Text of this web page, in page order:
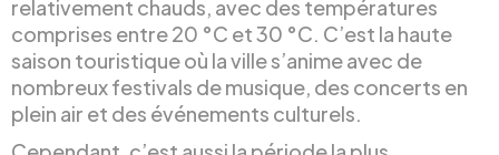
relativement chauds, avec des températures
comprises entre 20 °C et 30 °C. C’est la haute
saison touristique où la ville s’anime avec de
nombreux festivals de musique, des concerts en
plein air et des événements culturels.